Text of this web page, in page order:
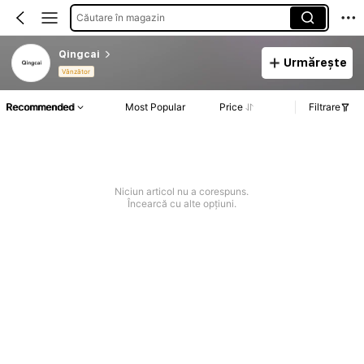
Căutare în magazin
Qingcai
Vânzător
Urmărește
Recommended Most Popular Price Filtrare
Niciun articol nu a corespuns.
Încearcă cu alte opțiuni.